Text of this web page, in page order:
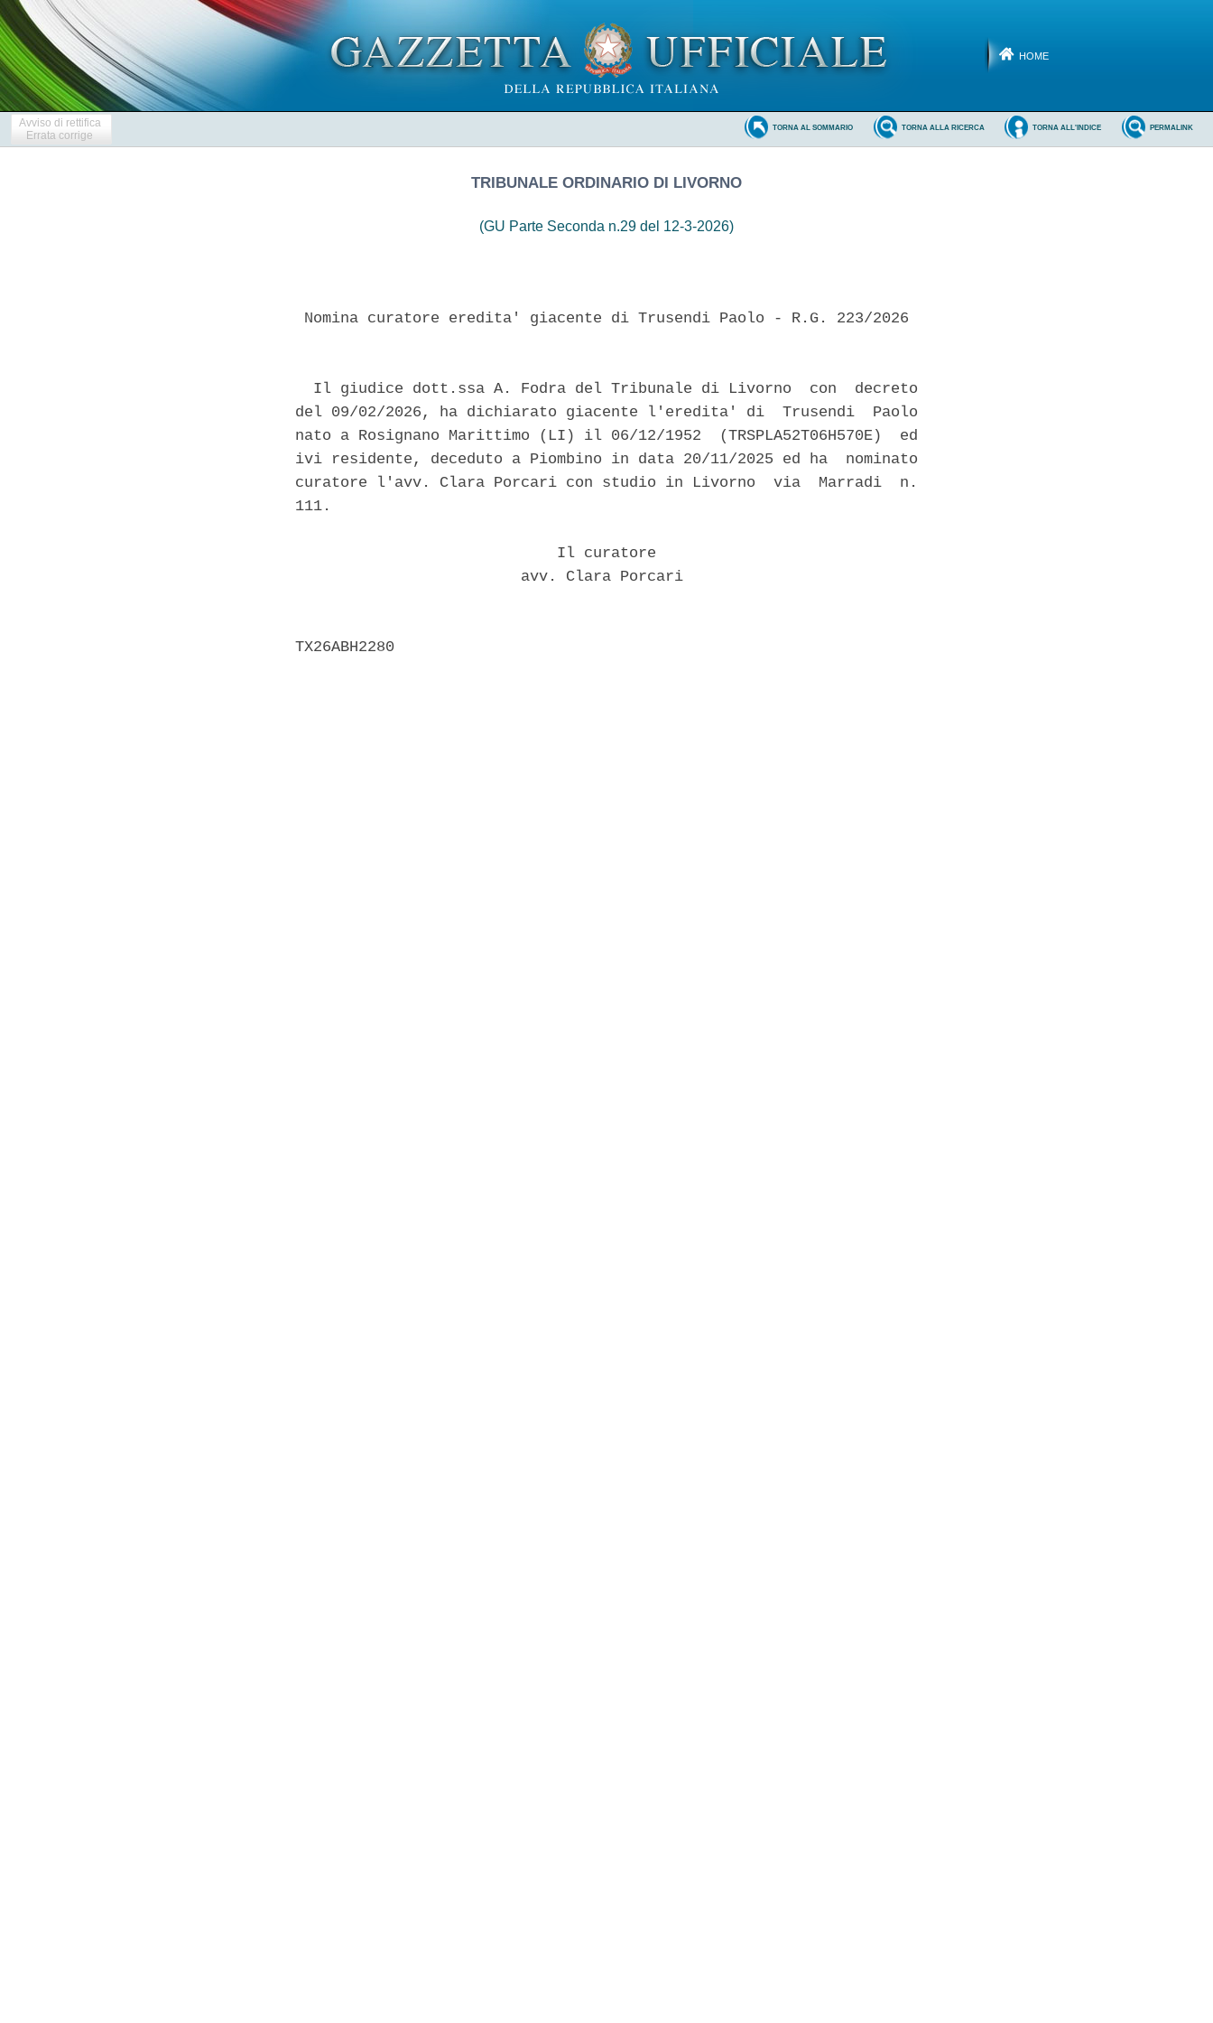
HOME
Avviso di rettifica
Errata corrige
PERMALINK
TORNA ALL'INDICE
TORNA ALLA RICERCA
TORNA AL SOMMARIO
TRIBUNALE ORDINARIO DI LIVORNO
(GU Parte Seconda n.29 del 12-3-2026)
Nomina curatore eredita' giacente di Trusendi Paolo - R.G. 223/2026
  Il giudice dott.ssa A. Fodra del Tribunale di Livorno  con  decreto
del 09/02/2026, ha dichiarato giacente l'eredita' di  Trusendi  Paolo
nato a Rosignano Marittimo (LI) il 06/12/1952  (TRSPLA52T06H570E)  ed
ivi residente, deceduto a Piombino in data 20/11/2025 ed ha  nominato
curatore l'avv. Clara Porcari con studio in Livorno  via  Marradi  n.
111.
                             Il curatore
                         avv. Clara Porcari